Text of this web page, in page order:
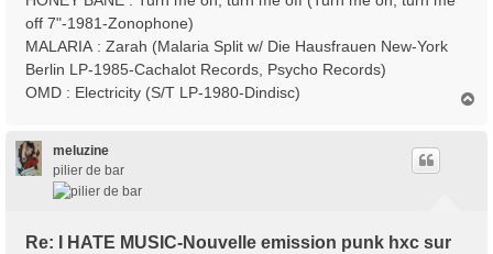
off 7"-1981-Zonophone)
MALARIA : Zarah (Malaria Split w/ Die Hausfrauen New-York
Berlin LP-1985-Cachalot Records, Psycho Records)
OMD : Electricity (S/T LP-1980-Dindisc)
meluzine
pilier de bar
Re: I HATE MUSIC-Nouvelle emission punk hxc sur